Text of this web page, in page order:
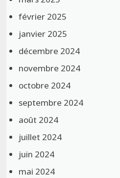
février 2025
janvier 2025
décembre 2024
novembre 2024
octobre 2024
septembre 2024
août 2024
juillet 2024
juin 2024
mai 2024